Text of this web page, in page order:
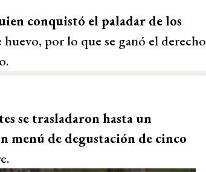
conquistó el paladar de los
por lo que se ganó el derecho
se trasladaron hasta un
menú de degustación de cinco